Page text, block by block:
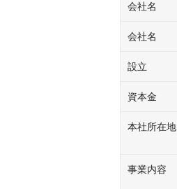
会社名
会社名
設立
資本金
本社所在地
事業内容